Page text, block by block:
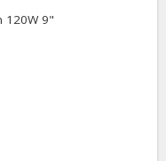
120W 9"